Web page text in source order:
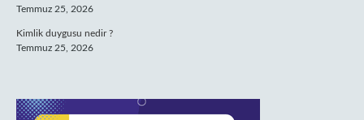
Temmuz 25, 2026
Kimlik duygusu nedir ?
Temmuz 25, 2026